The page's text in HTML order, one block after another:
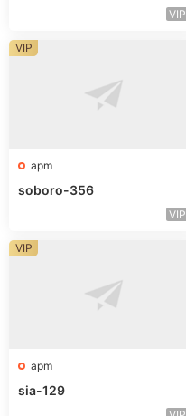
VIP
apm
soboro-356
VIP
VIP
apm
sia-129
VIP